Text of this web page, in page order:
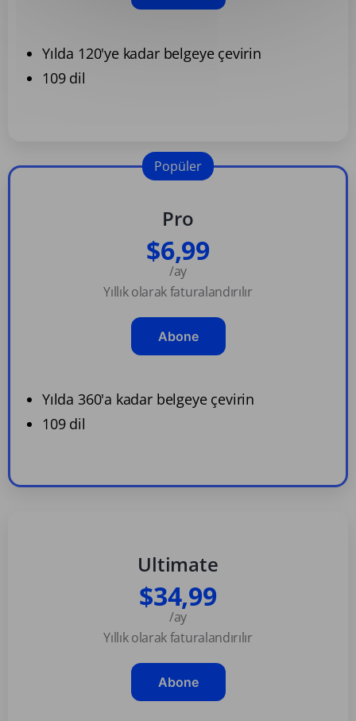
Yılda 120'ye kadar belgeye çevirin
109 dil
Pro
$6,99
/ay
Yıllık olarak faturalandırılır
Abone
Yılda 360'a kadar belgeye çevirin
109 dil
Popüler
Ultimate
$34,99
/ay
Yıllık olarak faturalandırılır
Abone